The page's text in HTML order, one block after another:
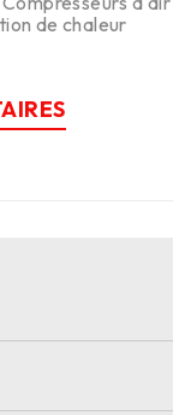
de chaleur